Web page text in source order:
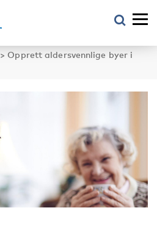
>Opprett aldersvennlige byer i